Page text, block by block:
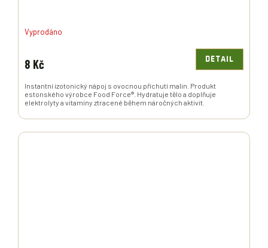
Vyprodáno
8 Kč DETAIL
Instantní izotonický nápoj s ovocnou příchutí malin. Produkt
estonského výrobce Food Force®. Hydratuje tělo a doplňuje
elektrolyty a vitamíny ztracené během náročných aktivit.